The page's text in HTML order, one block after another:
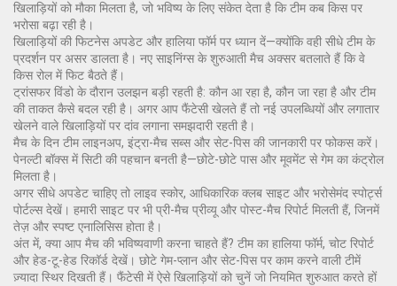
खिलाड़ियों को मौका मिलता है, जो भविष्य के लिए संकेत देता है कि टीम कब किस पर
भरोसा बढ़ा रही है।
खिलाड़ियों की फिटनेस अपडेट और हालिया फॉर्म पर ध्यान दें—क्योंकि वही सीधे टीम के
प्रदर्शन पर असर डालता है। नए साइनिंग्स के शुरुआती मैच अक्सर बतलाते हैं कि वे
किस रोल में फिट बैठते हैं।
ट्रांसफर विंडो के दौरान उलझन बड़ी रहती है: कौन आ रहा है, कौन जा रहा है और टीम
की ताकत कैसे बदल रही है। अगर आप फैंटेसी खेलते हैं तो नई उपलब्धियों और लगातार
खेलने वाले खिलाड़ियों पर दांव लगाना समझदारी रहती है।
मैच के दिन टीम लाइनअप, इंट्रा-मैच सब्स और सेट-पिस की जानकारी पर फोकस करें।
पेनल्टी बॉक्स में सिटी की पहचान बनती है—छोटे-छोटे पास और मूवमेंट से गेम का कंट्रोल
मिलता है।
अगर सीधे अपडेट चाहिए तो लाइव स्कोर, आधिकारिक क्लब साइट और भरोसेमंद स्पोर्ट्स
पोर्टल्स देखें। हमारी साइट पर भी प्री-मैच प्रीव्यू और पोस्ट-मैच रिपोर्ट मिलती हैं, जिनमें
तेज़ और स्पष्ट एनालिसिस होता है।
अंत में, क्या आप मैच की भविष्यवाणी करना चाहते हैं? टीम का हालिया फॉर्म, चोट रिपोर्ट
और हेड-टू-हेड रिकॉर्ड देखें। छोटे गेम-प्लान और सेट-पिस पर काम करने वाली टीमें
ज़्यादा स्थिर दिखती हैं। फैंटेसी में ऐसे खिलाड़ियों को चुनें जो नियमित शुरुआत करते हों